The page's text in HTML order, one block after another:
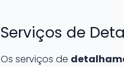
Serviços de
Os serviços de